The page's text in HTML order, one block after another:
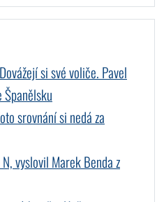
si své voliče. Pavel
srovnání si nedá za
vyslovil Marek Benda z